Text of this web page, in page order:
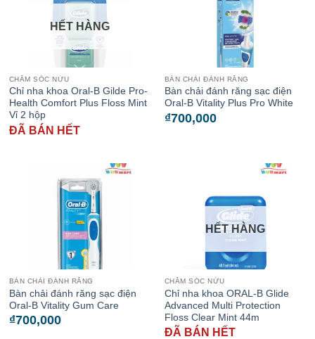
HẾT HÀNG
CHĂM SÓC NỨU
Chỉ nha khoa Oral-B Gilde Pro-
Health Comfort Plus Floss Mint
Vỉ 2 hộp
ĐÃ BÁN HẾT
BÀN CHẢI ĐÁNH RĂNG
Bàn chải đánh răng sạc điện
Oral-B Vitality Plus Pro White
₫700,000
BÀN CHẢI ĐÁNH RĂNG
Bàn chải đánh răng sạc điện
Oral-B Vitality Gum Care
₫700,000
HẾT HÀNG
CHĂM SÓC NỨU
Chỉ nha khoa ORAL-B Glide
Advanced Multi Protection
Floss Clear Mint 44m
ĐÃ BÁN HẾT